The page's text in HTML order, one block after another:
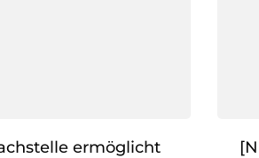
ermöglicht